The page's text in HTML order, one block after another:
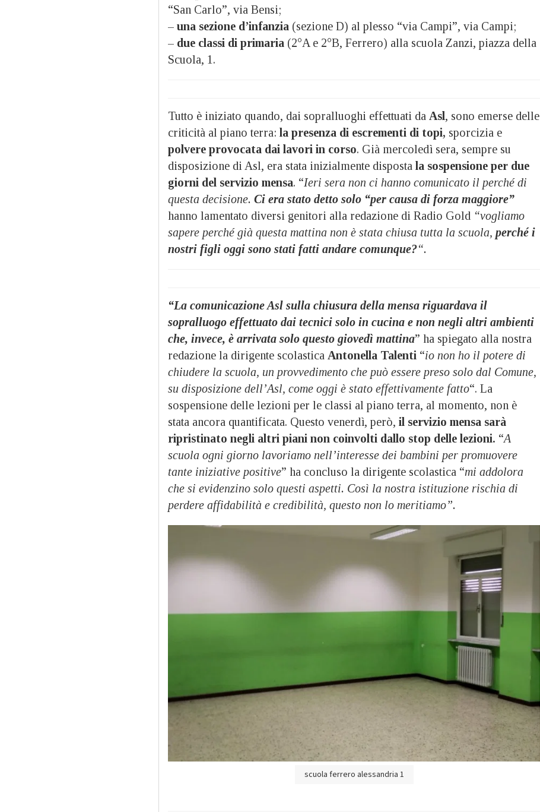
“San Carlo”, via Bensi;
– una sezione d’infanzia (sezione D) al plesso “via Campi”, via Campi;
– due classi di primaria (2°A e 2°B, Ferrero) alla scuola Zanzi, piazza della
Scuola, 1.
Tutto è iniziato quando, dai sopralluoghi effettuati da Asl , sono emerse delle
criticità al piano terra: la presenza di escrementi di topi, sporcizia e
polvere provocata dai lavori in corso. Già mercoledì sera, sempre su
disposizione di Asl, era stata inizialmente disposta la sospensione per due
giorni del servizio mensa. “Ieri sera non ci hanno comunicato il perché di
questa decisione. Ci era stato detto solo “per causa di forza maggiore”
hanno lamentato diversi genitori alla redazione di Radio Gold “vogliamo
sapere perché già questa mattina non è stata chiusa tutta la scuola, perché i
nostri figli oggi sono stati fatti andare comunque?“.
“La comunicazione Asl sulla chiusura della mensa riguardava il
sopralluogo effettuato dai tecnici solo in cucina e non negli altri ambienti
che, invece, è arrivata solo questo giovedì mattina” ha spiegato alla nostra
redazione la dirigente scolastica Antonella Talenti “io non ho il potere di
chiudere la scuola, un provvedimento che può essere preso solo dal Comune,
su disposizione dell’Asl, come oggi è stato effettivamente fatto“. La
sospensione delle lezioni per le classi al piano terra, al momento, non è
stata ancora quantificata. Questo venerdì, però, il servizio mensa sarà
ripristinato negli altri piani non coinvolti dallo stop delle lezioni. “A
scuola ogni giorno lavoriamo nell’interesse dei bambini per promuovere
tante iniziative positive” ha concluso la dirigente scolastica “mi addolora
che si evidenzino solo questi aspetti. Così la nostra istituzione rischia di
perdere affidabilità e credibilità, questo non lo meritiamo”.
scuola ferrero alessandria 1